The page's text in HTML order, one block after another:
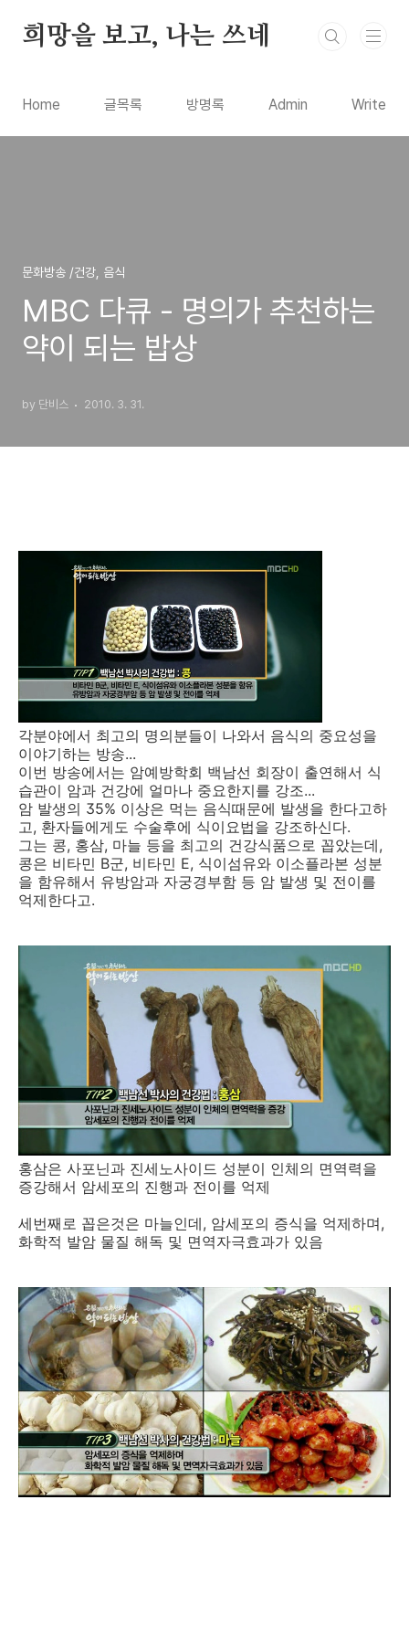
희망을 보고, 나는 쓰네
Home 글목록 방명록 Admin Write
문화방송 /건강, 음식
MBC 다큐 - 명의가 추천하는
약이 되는 밥상
by 단비스 2010. 3. 31.
각분야에서 최고의 명의분들이 나와서 음식의 중요성을
이야기하는 방송...
이번 방송에서는 암예방학회 백남선 회장이 출연해서 식
습관이 암과 건강에 얼마나 중요한지를 강조...
암 발생의 35% 이상은 먹는 음식때문에 발생을 한다고하
고, 환자들에게도 수술후에 식이요법을 강조하신다.
그는 콩, 홍삼, 마늘 등을 최고의 건강식품으로 꼽았는데,
콩은 비타민 B군, 비타민 E, 식이섬유와 이소플라본 성분
을 함유해서 유방암과 자궁경부함 등 암 발생 및 전이를
억제한다고.
홍삼은 사포닌과 진세노사이드 성분이 인체의 면역력을
증강해서 암세포의 진행과 전이를 억제
세번째로 꼽은것은 마늘인데, 암세포의 증식을 억제하며,
화학적 발암 물질 해독 및 면역자극효과가 있음